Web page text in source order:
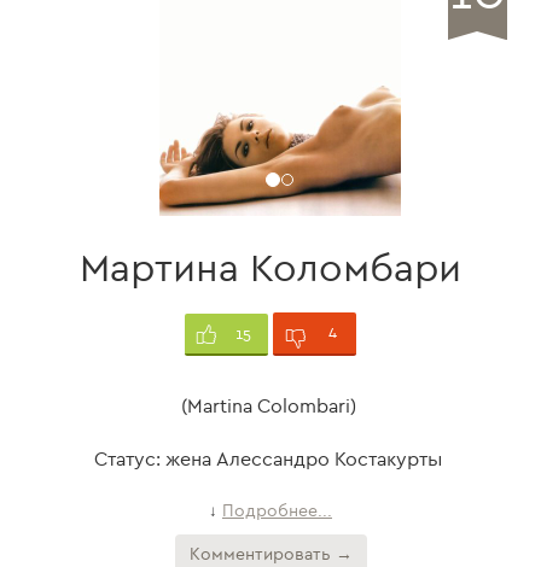
Мартина Коломбари
15 4
(Martina Colombari)
Статус: жена Алессандро Костакурты
↓ Подробнее...
Комментировать →